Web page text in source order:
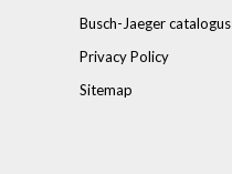
Busch-Jaeger catalogus
Privacy Policy
Sitemap